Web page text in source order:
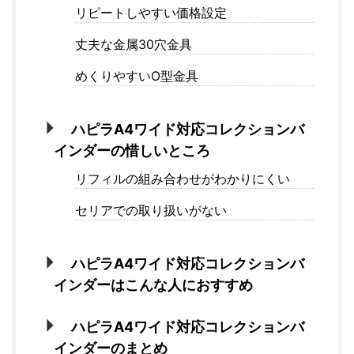
リピートしやすい価格設定
丈夫な金属30穴金具
めくりやすいO型金具
ハピラA4ワイド対応コレクションバ
インダーの惜しいところ
リフィルの組み合わせがわかりにくい
セリアでの取り扱いがない
ハピラA4ワイド対応コレクションバ
インダーはこんな人におすすめ
ハピラA4ワイド対応コレクションバ
インダーのまとめ